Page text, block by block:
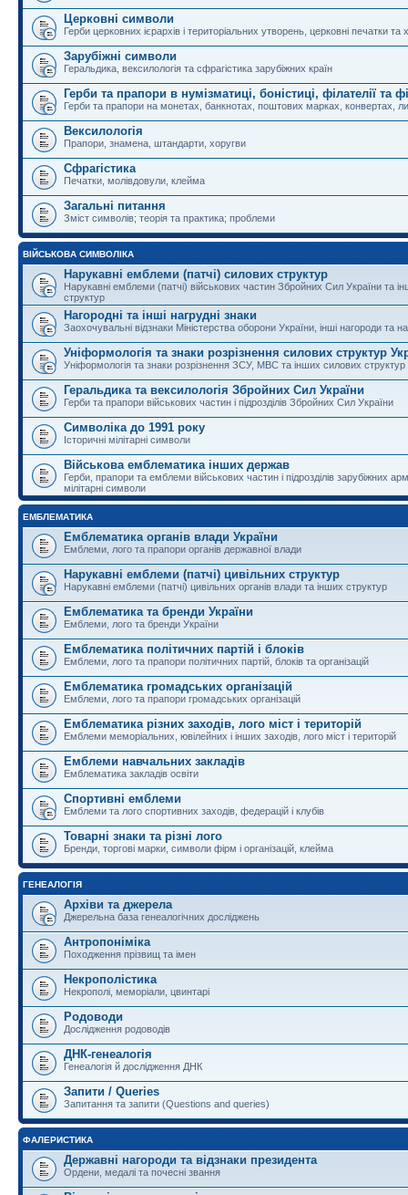
Церковні символи
Герби церковних ієрархів і територіальних утворень, церковні печатки та
Зарубіжні символи
Геральдика, вексилологія та сфрагістика зарубіжних країн
Герби та прапори в нумізматиці, боністиці, філателії та
Герби та прапори на монетах, банкнотах, поштових марках, конвертах,
Вексилологія
Прапори, знамена, штандарти, хоругви
Сфрагістика
Печатки, молівдовули, клейма
Загальні питання
Зміст символів; теорія та практика; проблеми
ВІЙСЬКОВА СИМВОЛІКА
Нарукавні емблеми (патчі) силових структур
Нарукавні емблеми (патчі) військових частин Збройних Сил України та
структур
Нагородні та інші нагрудні знаки
Заохочувальні відзнаки Міністерства оборони України, інші нагороди та
Уніформологія та знаки розрізнення силових структур
Уніформологія та знаки розрізнення ЗСУ, МВС та інших силових структур
Геральдика та вексилологія Збройних Сил України
Герби та прапори військових частин і підрозділів Збройних Сил України
Символіка до 1991 року
Історичні мілітарні символи
Військова емблематика інших держав
Герби, прапори та емблеми військових частин і підрозділів зарубіжних
мілітарні символи
ЕМБЛЕМАТИКА
Емблематика органів влади України
Емблеми, лого та прапори органів державної влади
Нарукавні емблеми (патчі) цивільних структур
Нарукавні емблеми (патчі) цивільних органів влади та інших структур
Емблематика та бренди України
Емблеми, лого та бренди України
Емблематика політичних партій і блоків
Емблеми, лого та прапори політичних партій, блоків та організацій
Емблематика громадських організацій
Емблеми, лого та прапори громадських організацій
Емблематика різних заходів, лого міст і територій
Емблеми меморіальних, ювілейних і інших заходів, лого міст і територій
Емблеми навчальних закладів
Емблематика закладів освіти
Спортивні емблеми
Емблеми та лого спортивних заходів, федерацій і клубів
Товарні знаки та різні лого
Бренди, торгові марки, символи фірм і організацій, клейма
ГЕНЕАЛОГІЯ
Архіви та джерела
Джерельна база генеалогічних досліджень
Антропоніміка
Походження прізвищ та імен
Некрополістика
Некрополі, меморіали, цвинтарі
Родоводи
Дослідження родоводів
ДНК-генеалогія
Генеалогія й дослідження ДНК
Запити / Queries
Запитання та запити (Questions and queries)
ФАЛЕРИСТИКА
Державні нагороди та відзнаки президента
Ордени, медалі та почесні звання